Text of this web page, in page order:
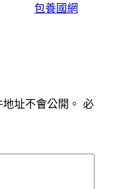
包養國網
址不會公開。 必